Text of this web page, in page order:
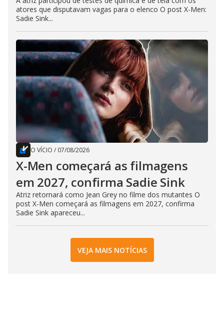
atores que disputavam vagas para o elenco O post X-Men:
Sadie Sink...
O VÍCIO / 07/08/2026
X-Men começará as filmagens
em 2027, confirma Sadie Sink
Atriz retornará como Jean Grey no filme dos mutantes O
post X-Men começará as filmagens em 2027, confirma
Sadie Sink apareceu...
VEJA MAIS NOTÍCIAS